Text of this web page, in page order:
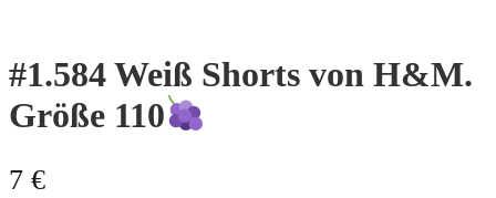
#1.584 Weiß Shorts von H&M.
Größe 110
7 €